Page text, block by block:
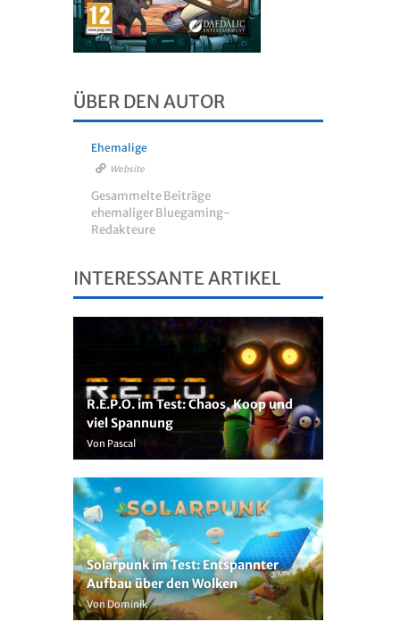
ÜBER DEN AUTOR
Ehemalige
Website
Gesammelte Beiträge
ehemaliger Bluegaming-
Redakteure
INTERESSANTE ARTIKEL
R.E.P.O. im Test: Chaos, Koop und
viel Spannung
Von Pascal
Solarpunk im Test: Entspannter
Aufbau über den Wolken
Von Dominik